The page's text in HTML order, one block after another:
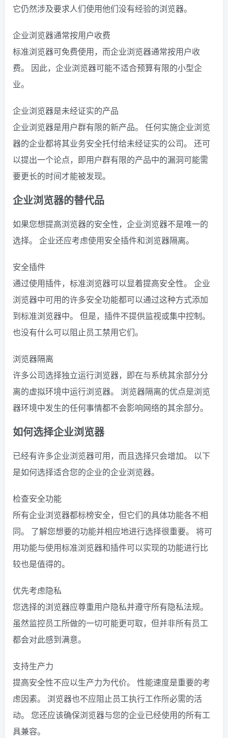
它仍然涉及要求人们使用他们没有经验的浏览器。
企业浏览器通常按用户收费
标准浏览器可免费使用，而企业浏览器通常按用户收
费。 因此，企业浏览器可能不适合预算有限的小型企
业。
企业浏览器是未经证实的产品
企业浏览器是用户群有限的新产品。 任何实施企业浏览
器的企业都将其业务安全托付给未经证实的公司。 还可
以提出一个论点，即用户群有限的产品中的漏洞可能需
要更长的时间才能被发现。
企业浏览器的替代品
如果您想提高浏览器的安全性，企业浏览器不是唯一的
选择。 企业还应考虑使用安全插件和浏览器隔离。
安全插件
通过使用插件，标准浏览器可以显着提高安全性。 企业
浏览器中可用的许多安全功能都可以通过这种方式添加
到标准浏览器中。 但是，插件不提供监视或集中控制。
也没有什么可以阻止员工禁用它们。
浏览器隔离
许多公司选择独立运行浏览器，即在与系统其余部分分
离的虚拟环境中运行浏览器。 浏览器隔离的优点是浏览
器环境中发生的任何事情都不会影响网络的其余部分。
如何选择企业浏览器
已经有许多企业浏览器可用，而且选择只会增加。 以下
是如何选择适合您的企业的企业浏览器。
检查安全功能
所有企业浏览器都标榜安全，但它们的具体功能各不相
同。 了解您想要的功能并相应地进行选择很重要。 将可
用功能与使用标准浏览器和插件可以实现的功能进行比
较也是值得的。
优先考虑隐私
您选择的浏览器应尊重用户隐私并遵守所有隐私法规。
虽然监控员工所做的一切可能更可取，但并非所有员工
都会对此感到满意。
支持生产力
提高安全性不应以生产力为代价。 性能速度是重要的考
虑因素。 浏览器也不应阻止员工执行工作所必需的活
动。 您还应该确保浏览器与您的企业已经使用的所有工
具兼容。